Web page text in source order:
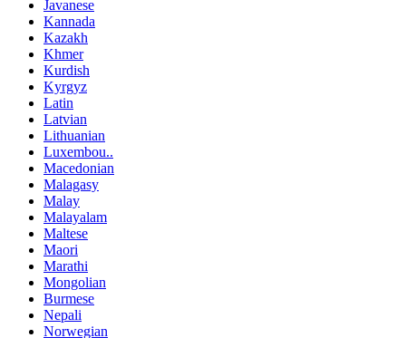
Javanese
Kannada
Kazakh
Khmer
Kurdish
Kyrgyz
Latin
Latvian
Lithuanian
Luxembou..
Macedonian
Malagasy
Malay
Malayalam
Maltese
Maori
Marathi
Mongolian
Burmese
Nepali
Norwegian